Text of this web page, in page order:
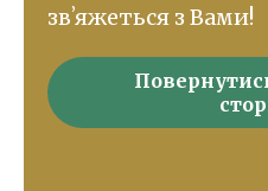
звʼяжеться з Вами!